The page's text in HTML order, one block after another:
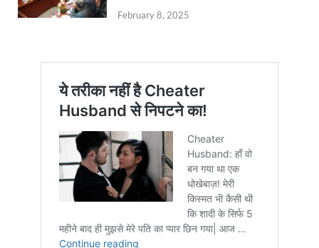
February 8, 2025